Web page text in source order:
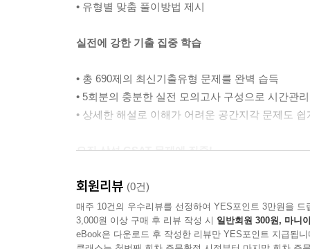
• 유형별 맞춤 풀이방법 제시
실전에 강한 기출 집중 학습
• 총 690제의 최신기출유형 문제를 완벽 습득
• 5회분의 충분한 실전 모의고사 구성으로 시간관
• 상세한 해설로 이해가 어려운 공간지각 문제도 쉽
오직 삼성 GSAT 문제에 집중!
불필요한 타기업 유형문제를 배제하고 오직 삼
가능하도록 구성하였기에 문항의 퀄리티가 높으
회원리뷰 (0건)
매주 10건의 우수리뷰를 선정하여 YES포인트 3만원을 드
3,000원 이상 구매 후 리뷰 작성 시 일반회원 300원, 마니
eBook은 다운로드 후 작성한 리뷰만 YES포인트 지급됩니